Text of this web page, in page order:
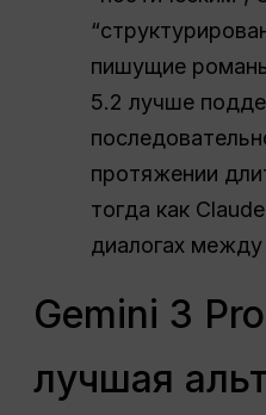
пишущие
5.2 лучше
протяжении
тогда как
диалогах
Gemini 3
лучшая